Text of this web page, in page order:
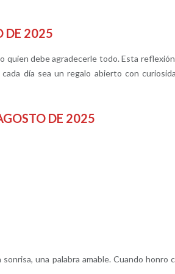
DE 2025
quien debe agradecerle todo. Esta
día sea un regalo abierto con
DE 2025
una palabra amable. Cuando honro